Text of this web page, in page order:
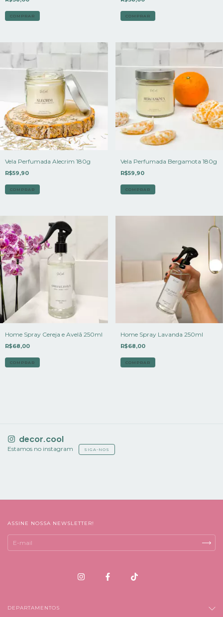
Vela Perfumada Alecrim 180g
R$59,90
Vela Perfumada Bergamota 180g
R$59,90
Home Spray Cereja e Avelã 250ml
R$68,00
Home Spray Lavanda 250ml
R$68,00
decor.cool
Estamos no instagram SIGA-NOS
ASSINE NOSSA NEWSLETTER!
DEPARTAMENTOS